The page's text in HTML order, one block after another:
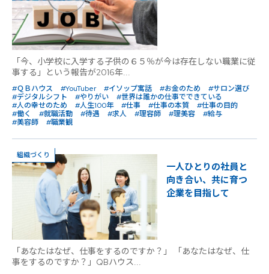
「今、小学校に入学する子供の６５％が今は存在しない職業に従
事する」という報告が2016年...
#ＱＢハウス #YouTuber #イソップ寓話 #お金のため
#サロン選び
#デジタルシフト
#やりがい
#世界は誰かの仕事でできている
#人の幸せのため
#人生100年 #仕事 #仕事の本質
#仕事の目的
#働く
#就職活動 #待遇 #求人 #理容師 #理美容
#給与
#美容師
#職業観
組織づくり
一人ひとりの社員と
向き合い、共に育つ
企業を目指して
「あなたはなぜ、仕事をするのですか？」 「あなたはなぜ、仕
事をするのですか？」QBハウス...